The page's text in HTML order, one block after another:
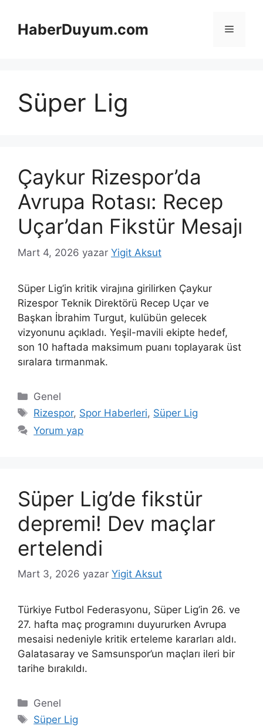
HaberDuyum.com Menü
Süper Lig
Çaykur Rizespor’da
Avrupa Rotası: Recep
Uçar’dan Fikstür Mesajı
Mart 4, 2026 yazar Yigit Aksut
Süper Lig’in kritik virajına girilirken Çaykur
Rizespor Teknik Direktörü Recep Uçar ve
Başkan İbrahim Turgut, kulübün gelecek
vizyonunu açıkladı. Yeşil-mavili ekipte hedef,
son 10 haftada maksimum puanı toplayarak üst
sıralara tırmanmak.
Kategoriler
Genel
Etiketler
Rizespor, Spor Haberleri, Süper Lig
Yorum yap
Süper Lig’de fikstür
depremi! Dev maçlar
ertelendi
Mart 3, 2026 yazar Yigit Aksut
Türkiye Futbol Federasyonu, Süper Lig’in 26. ve
27. hafta maç programını duyururken Avrupa
mesaisi nedeniyle kritik erteleme kararları aldı.
Galatasaray ve Samsunspor’un maçları ileri bir
tarihe bırakıldı.
Kategoriler
Genel
Etiketler
Süper Lig